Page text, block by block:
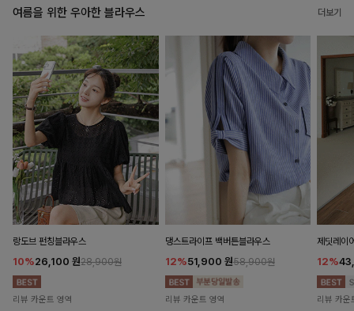
여름을 위한 우아한 블라우스 더보기
랑도브 펀칭블라우스
10%26,100 원28,900원
리뷰 카운트 영역
댕스트라이프 백버튼블라우스
12%51,900 원58,900원
리뷰 카운트 영역
제딧레이
12%
리뷰 카운